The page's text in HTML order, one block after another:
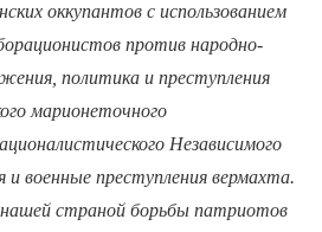
оккупантов с использованием
против народно-
политика и преступления
марионеточного
Независимого
и военные преступления вермахта.
страной борьбы патриотов